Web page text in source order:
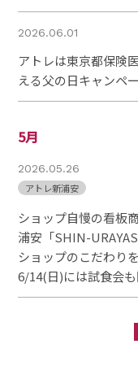
2026.06.01
アトレは東京都保険
える父の日キャンペ
5月
2026.05.26
アトレ新浦安
ショップ自慢の看板
浦安「SHIN-
ショップのこだわり
6/14(日)には試食会